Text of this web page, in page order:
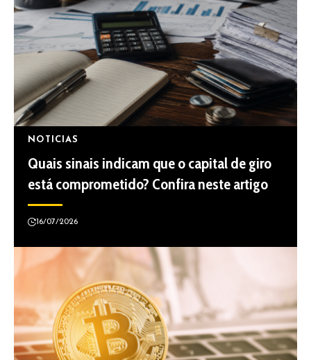
NOTICIAS
Quais sinais indicam que o capital de giro
está comprometido? Confira neste artigo
16/07/2026